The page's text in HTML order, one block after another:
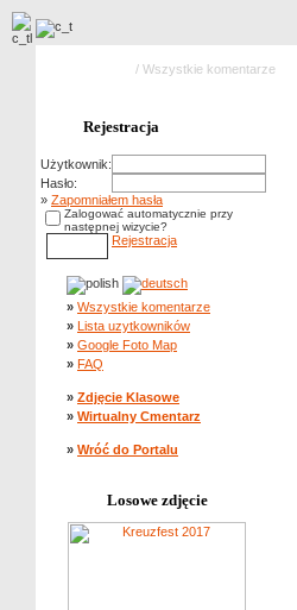
/ Wszystkie komentarze
Rejestracja
Użytkownik:
Hasło:
» Zapomniałem hasła
Zalogować automatycznie przy
następnej wizycie?
Rejestracja
» Wszystkie komentarze
» Lista uzytkowników
» Google Foto Map
» FAQ
» Zdjęcie Klasowe
» Wirtualny Cmentarz
» Wróć do Portalu
Losowe zdjęcie